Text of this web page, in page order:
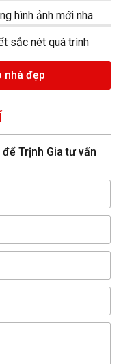
nhà đẹp
Trịnh Gia tư vấn